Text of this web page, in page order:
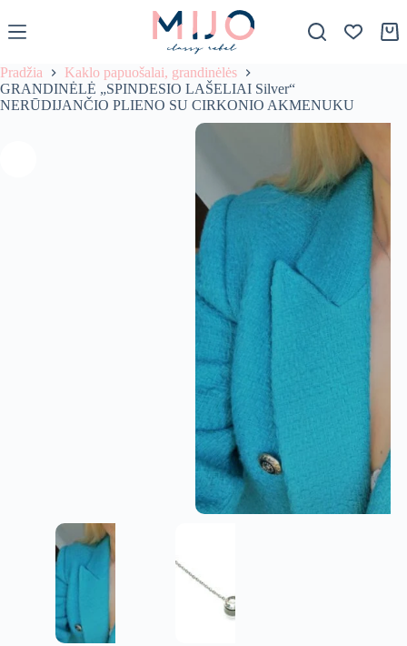
k
p
t
o
c
Pradžia
Kaklo papuošalai, grandinėlės
GRANDINĖLĖ „SPINDESIO LAŠELIAI Silver“
NERŪDIJANČIO PLIENO SU CIRKONIO AKMENUKU